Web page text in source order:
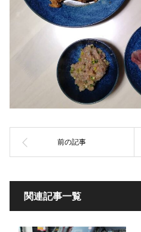
関連記事一覧